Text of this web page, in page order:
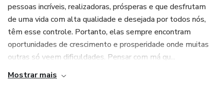
pessoas incríveis, realizadoras, prósperas e que desfrutam
de uma vida com alta qualidade e desejada por todos nós,
têm esse controle. Portanto, elas sempre encontram
oportunidades de crescimento e prosperidade onde muitas
outras só veem dificuldades. Pensar com má qu...
Mostrar mais